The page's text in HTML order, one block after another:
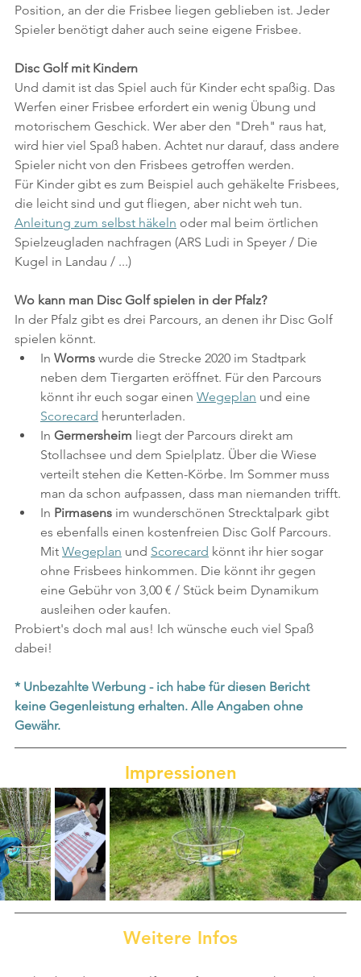
Position, an der die Frisbee liegen geblieben ist. Jeder
Spieler benötigt daher auch seine eigene Frisbee.
Disc Golf mit Kindern
Und damit ist das Spiel auch für Kinder echt spaßig. Das
Werfen einer Frisbee erfordert ein wenig Übung und
motorischem Geschick. Wer aber den "Dreh" raus hat,
wird hier viel Spaß haben. Achtet nur darauf, dass andere
Spieler nicht von den Frisbees getroffen werden.
Für Kinder gibt es zum Beispiel auch gehäkelte Frisbees,
die leicht sind und gut fliegen, aber nicht weh tun.
Anleitung zum selbst häkeln oder mal beim örtlichen
Spielzeugladen nachfragen (ARS Ludi in Speyer / Die
Kugel in Landau / ...)
Wo kann man Disc Golf spielen in der Pfalz?
In der Pfalz gibt es drei Parcours, an denen ihr Disc Golf
spielen könnt.
In Worms wurde die Strecke 2020 im Stadtpark
neben dem Tiergarten eröffnet. Für den Parcours
könnt ihr euch sogar einen Wegeplan und eine
Scorecard herunterladen.
In Germersheim liegt der Parcours direkt am
Stollachsee und dem Spielplatz. Über die Wiese
verteilt stehen die Ketten-Körbe. Im Sommer muss
man da schon aufpassen, dass man niemanden trifft.
In Pirmasens im wunderschönen Strecktalpark gibt
es ebenfalls einen kostenfreien Disc Golf Parcours.
Mit Wegeplan und Scorecard könnt ihr hier sogar
ohne Frisbees hinkommen. Die könnt ihr gegen
eine Gebühr von 3,00 € / Stück beim Dynamikum
ausleihen oder kaufen.
Probiert's doch mal aus! Ich wünsche euch viel Spaß
dabei!
* Unbezahlte Werbung - ich habe für diesen Bericht
keine Gegenleistung erhalten. Alle Angaben ohne
Gewähr.
Impressionen
Weitere Infos